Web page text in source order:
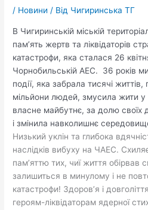
/ Новини / Від Чигиринська ТГ
В Чигиринській міській
пам’ять жертв та ліквідаторів
катастрофи, яка сталася 26
Чорнобильській АЕС. 36 років
події, яка забрала тисячі
мільйони людей, змусила жити у
власне майбутнє, за долю своїх
і змінила навколишнє
Низький уклін та глибока
наслідків вибуху на ЧАЕС.
пам’яттю тих, чиї життя обірвав
залишиться в минулому і не
катастрофи! Здоров’я і
героям-ліквідаторам ядерної